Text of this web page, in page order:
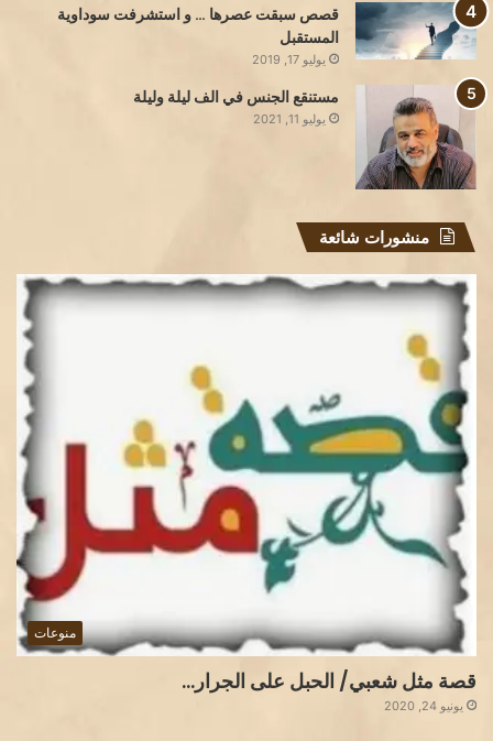
قصص سبقت عصرها … و استشرفت سوداوية
المستقبل
يوليو 17, 2019
مستنقع الجنس في الف ليلة وليلة
يوليو 11, 2021
منشورات شائعة
منوعات
قصة مثل شعبي/ الحبل على الجرار…
يونيو 24, 2020